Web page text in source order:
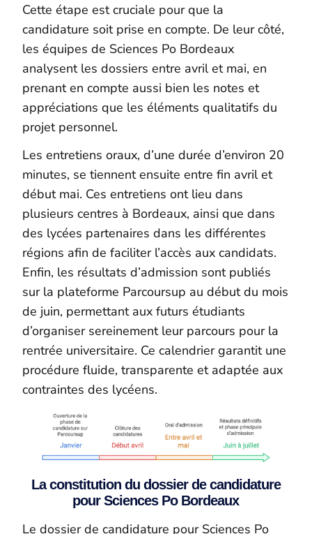
Cette étape est cruciale pour que la
candidature soit prise en compte. De leur côté,
les équipes de Sciences Po Bordeaux
analysent les dossiers entre avril et mai, en
prenant en compte aussi bien les notes et
appréciations que les éléments qualitatifs du
projet personnel.
Les entretiens oraux, d’une durée d’environ 20
minutes, se tiennent ensuite entre fin avril et
début mai. Ces entretiens ont lieu dans
plusieurs centres à Bordeaux, ainsi que dans
des lycées partenaires dans les différentes
régions afin de faciliter l’accès aux candidats.
Enfin, les résultats d’admission sont publiés
sur la plateforme Parcoursup au début du mois
de juin, permettant aux futurs étudiants
d’organiser sereinement leur parcours pour la
rentrée universitaire. Ce calendrier garantit une
procédure fluide, transparente et adaptée aux
contraintes des lycéens.
La constitution du dossier de candidature
pour Sciences Po Bordeaux
Le dossier de candidature pour Sciences Po